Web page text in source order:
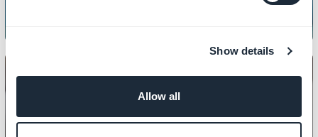
Show details
Allow all
CONTENU